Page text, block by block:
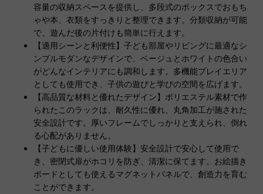
容量の収納スペースを提供し、多段式のボックスでおもち
ゃや本、衣類をすっきりと整理できます。分類収納が可能
で、遊んだ後の片付けも簡単に行えます。
【適用シーンと利便性】子ども部屋やリビングに最適なシ
ンプルモダンなデザインで、ベージュとホワイトの色合い
がどんなインテリアにも調和します。多機能プレイエリア
としても使用でき、子供の遊びと学びの空間を広げます。
【高品質な材料と優れたデザイン】ポリエステル素材で作
られたこのラックは、耐久性に優れ、丸角加工が施された
安全設計です。厚いフレームでしっかりと支えられ、倒れ
る心配がありません。
【子どもに優しい使用体験】安全設計で安心して使用で
き、密閉式扉がホコリを防ぎ、清潔に保てます。お絵描き
ボードとしても使えるマグネットパネルで、創造力を育む
ことができます。